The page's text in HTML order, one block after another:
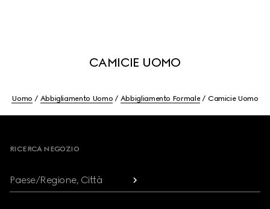
CAMICIE UOMO
Uomo Abbigliamento Uomo Abbigliamento Formale Camicie Uomo
RICERCA NEGOZIO
Paese/Regione, Città